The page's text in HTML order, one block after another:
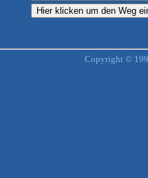
Copyright ©